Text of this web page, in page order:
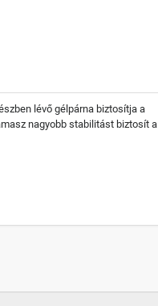
lévő gélpárna biztosítja a
nagyobb stabilitást biztosít a